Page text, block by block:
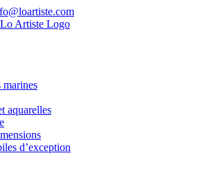
marines
aquarelles
d’exception